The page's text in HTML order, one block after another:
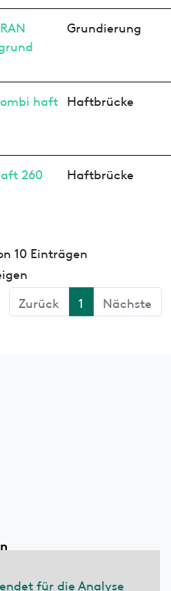
für die Analyse
Grundierung
haft Haftbrücke
260 Haftbrücke
10 Einträgen
Zurück
1 Nächste